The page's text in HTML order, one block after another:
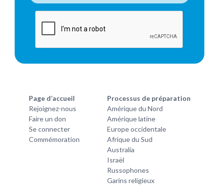
Page d’accueil
Rejoignez-nous
Faire un don
Se connecter
Commémoration
Processus de préparation
Amérique du Nord
Amérique latine
Europe occidentale
Afrique du Sud
Australia
Israël
Russophones
Garins religieux